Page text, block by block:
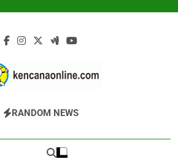
Kencana Online
Jasa Pengelolaan Sampah Kawasan
Dan Industri
RANDOM NEWS